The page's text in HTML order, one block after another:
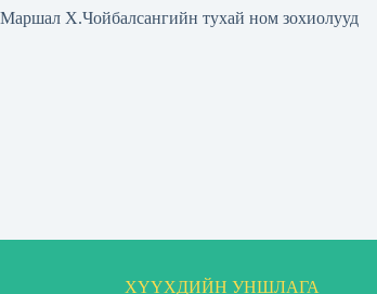
Маршал Х.Чойбалсангийн тухай ном зохиолууд
ХҮҮХДИЙН УНШЛАГА